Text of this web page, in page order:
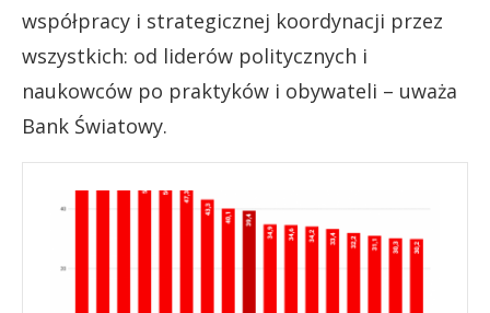
współpracy i strategicznej koordynacji przez
wszystkich: od liderów politycznych i
naukowców po praktyków i obywateli – uważa
Bank Światowy.